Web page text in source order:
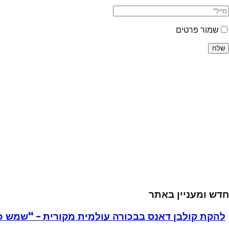
שמור פרטים
חדש ומעניין באתר
להקת קולבן דאנס בבכורה עולמית מקורית – “שמש